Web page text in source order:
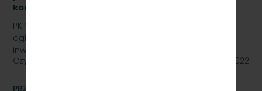
konstrukcji wsporczych, znak: SKMMU.086.30.22.
PKP SZYBKA KOLEJ MIEJSKA W TRÓJMIEŚCIE Sp. z o.o.
ogłasza przetarg nieograniczony dla zadania
inwestycyjnego na sieci trakcyjnej PKP Szybka Kolej…
Czytaj dalej
14 lipca 2022
PRZETARGI